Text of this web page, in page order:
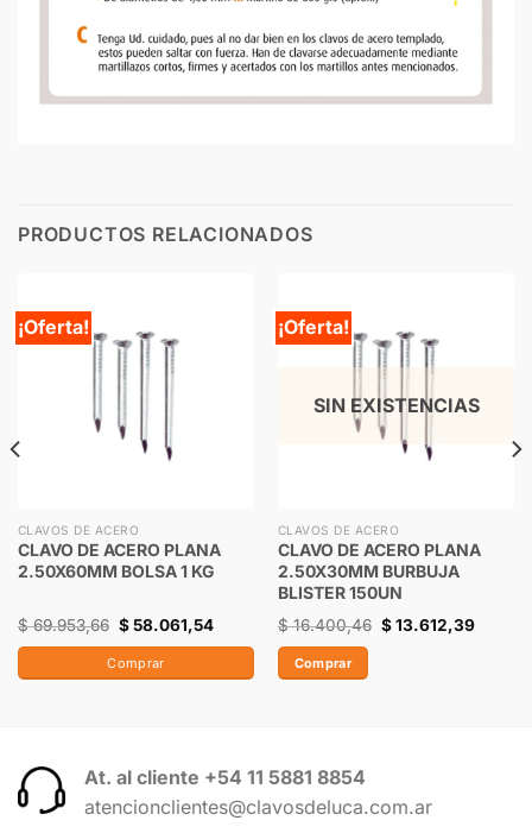
PRODUCTOS RELACIONADOS
¡Oferta!
CLAVOS DE ACERO
CLAVO DE ACERO PLANA
2.50X60MM BOLSA 1 KG
$69.953,66 $58.061,54
Comprar
¡Oferta!
SIN EXISTENCIAS
CLAVOS DE ACERO
CLAVO DE ACERO PLANA
2.50X30MM BURBUJA
BLISTER 150UN
$16.400,46 $13.612,39
Comprar
At. al cliente +54 11 5881 8854
atencionclientes@clavosdeluca.com.ar